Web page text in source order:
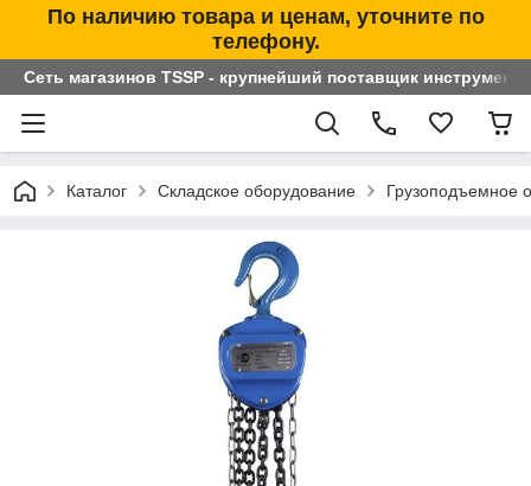
По наличию товара и ценам, уточните по
телефону.
Сеть магазинов TSSP - крупнейший поставщик
Каталог Складское оборудование Грузоподъемное